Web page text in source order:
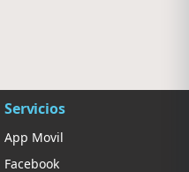
Servicios
App Movil
Facebook